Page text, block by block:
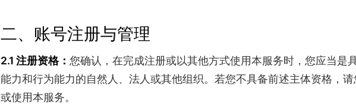
二、账号注册与管理
2.1 注册资格： 您确认，在完成注册或以其他方式使用本服务时，您应当是
能力和行为能力的自然人、法人或其他组织。若您不具备前述主体资格，
或使用本服务。